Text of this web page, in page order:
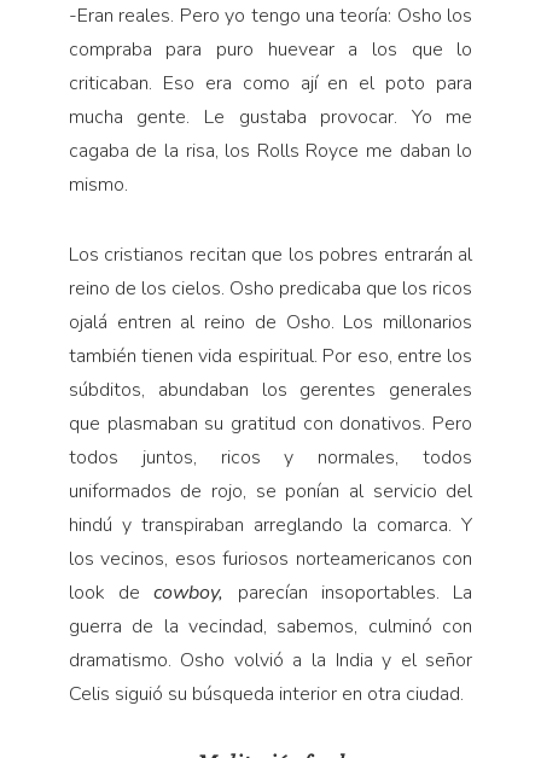
-Eran reales. Pero yo tengo una teoría: Osho los
compraba para puro huevear a los que lo
criticaban. Eso era como ají en el poto para
mucha gente. Le gustaba provocar. Yo me
cagaba de la risa, los Rolls Royce me daban lo
mismo.
Los cristianos recitan que los pobres entrarán al
reino de los cielos. Osho predicaba que los ricos
ojalá entren al reino de Osho. Los millonarios
también tienen vida espiritual. Por eso, entre los
súbditos, abundaban los gerentes generales
que plasmaban su gratitud con donativos. Pero
todos juntos, ricos y normales, todos
uniformados de rojo, se ponían al servicio del
hindú y transpiraban arreglando la comarca. Y
los vecinos, esos furiosos norteamericanos con
look decowboy, parecían insoportables. La
guerra de la vecindad, sabemos, culminó con
dramatismo. Osho volvió a la India y el señor
Celis siguió su búsqueda interior en otra ciudad.